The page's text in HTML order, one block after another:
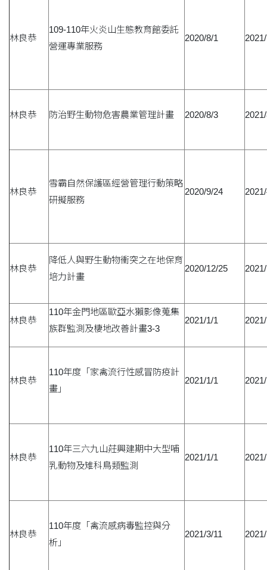
林良恭
109-110年火炎山生態教育館委託
營運專業服務
2020/8/1
林良恭 防治野生動物危害農業管理計畫 2020/8/3
林良恭
雪霸自然保護區經營管理行動策略
研擬服務
2020/9/24
林良恭
降低人與野生動物衝突之在地保育
培力計畫
2020/12/25
林良恭
110年金門地區歐亞水獺影像蒐集
族群監測及棲地改善計畫3-3
2021/1/1
林良恭
110年度「家禽流行性感冒防疫計
畫」
2021/1/1
林良恭
110年三六九山莊興建期中大型哺
乳動物及雉科鳥類監測
2021/1/1
林良恭
110年度「禽流感病毒監控與分
析」
2021/3/11